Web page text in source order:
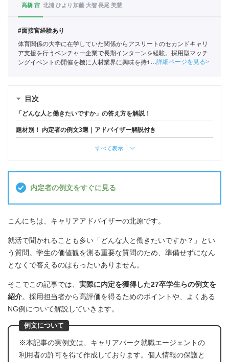
高橋 宙 北浦 ひより 加藤 大智長尾 美慧
#面接官経験あり
体育関係の大学に在学していた関係からアスリートのセカンドキャリ
ア支援を行うベンチャー企業で長期インターンを経験。採用型マッチ
ングイベントの開催を機に人材業界に興味を持ち始め、ポートに新卒
詳細ページを見る
目次
「どんな人と働きたいですか」の答え方を解説！
題材別！ 内定者の例文3選｜アドバイザー解説付き
すべて表示
内定者の例文をすぐに見る
こんにちは、キャリアアドバイザーの北原です。
就活で聞かれることも多い「どんな人と働きたいですか？」とい
う質問。学生の価値観を測る重要な質問のため、準備せずになん
となくで答えるのはもったいありません。
そこでこの記事では、 実際に内定を獲得した27卒学生らの例文を
紹介。採用担当者から高評価を得るためのポイントや、よくある
NG例について解説していきます。
例文について
※本記事の実例文は、キャリアパーク就職エージェントの
利用者の許可を得て作成しております。個人情報の保護と